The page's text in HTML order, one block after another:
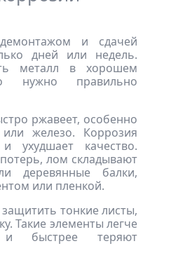
и сдачей
дней или недель.
металл в хорошем
нужно правильно
ржавеет, особенно
железо. Коррозия
ухудшает качество.
лом складывают
деревянные балки,
или пленкой.
тонкие листы,
Такие элементы легче
и быстрее теряют